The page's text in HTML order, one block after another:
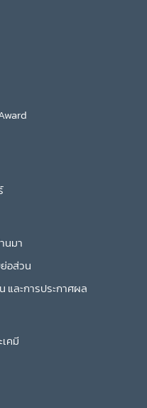
นมา
อส่วน
และการประกาศผล
คมี